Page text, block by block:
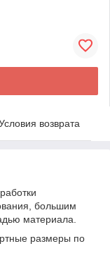
возврата
большим
материала.
размеры по